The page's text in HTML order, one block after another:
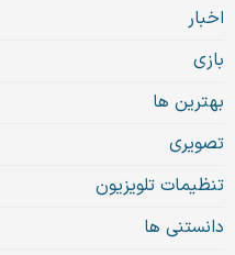
اخبار
بازی
بهترین ها
تصویری
تنظیمات تلویزیون
دانستنی ها